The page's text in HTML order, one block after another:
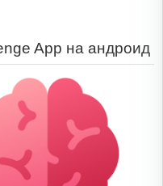
App на андроид